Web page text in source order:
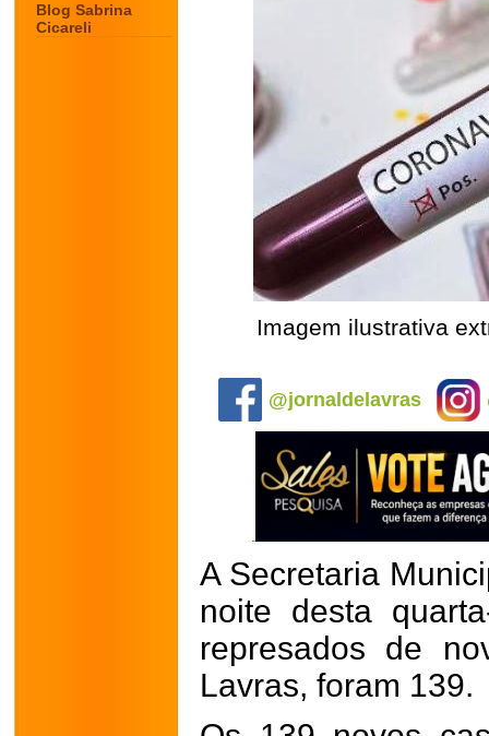
Blog Sabrina
Cicareli
Imagem ilustrativa
@jornaldelavras
A Secretaria
noite desta
represados de
Lavras, foram 139.